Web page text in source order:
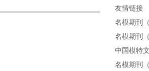
友情链接
名模期刊
名模期刊
中国模特
名模期刊